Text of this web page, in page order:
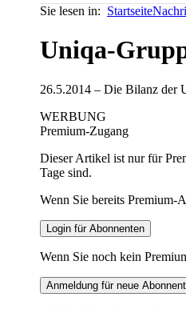
Sie lesen in: Startseite
Uniqa-
26.5.2014 – Die Bilanz der
WERBUNG
Premium-Zugang
Dieser Artikel ist nur für
Tage sind.
Wenn Sie bereits Premium-
Wenn Sie noch kein